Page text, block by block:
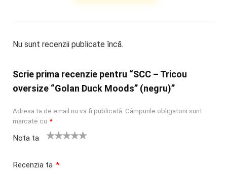
Nu sunt recenzii publicate încă.
Scrie prima recenzie pentru “SCC – Tricou
oversize “Golan Duck Moods” (negru)”
Adresa ta de email nu va fi publicată. Câmpurile obligatorii sunt
marcate cu *
Nota ta
na
din
stele
stele
stele
Recenzia ta *